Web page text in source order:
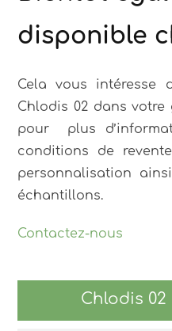
disponible
Cela vous intéresse
Chlodis 02 dans votre
pour plus
conditions de
personnalisation
échantillons.
Contactez-nous
Chlodis 02